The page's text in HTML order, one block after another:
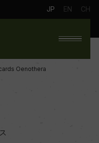
JP EN CH
Oenothera